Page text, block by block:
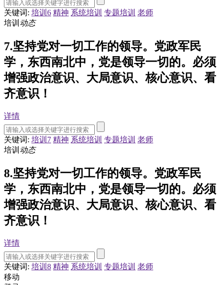
关键词: 培训6 精神 系统培训 专题培训 老师
培训 动态
7.坚持党对一切工作的领导。党政军民
学，东西南北中，党是领导一切的。必须
增强政治意识、大局意识、核心意识、看
齐意识！
详情
关键词: 培训7 精神 系统培训 专题培训 老师
培训 动态
8.坚持党对一切工作的领导。党政军民
学，东西南北中，党是领导一切的。必须
增强政治意识、大局意识、核心意识、看
齐意识！
详情
关键词: 培训8 精神 系统培训 专题培训 老师
移动